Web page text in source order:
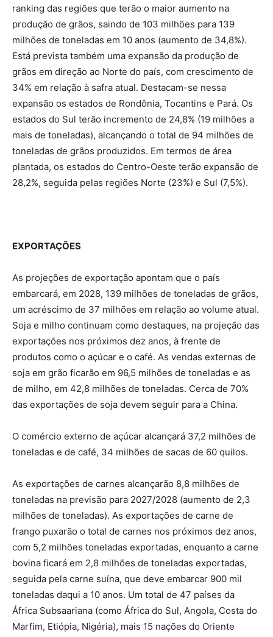
ranking das regiões que terão o maior aumento na
produção de grãos, saindo de 103 milhões para 139
milhões de toneladas em 10 anos (aumento de 34,8%).
Está prevista também uma expansão da produção de
grãos em direção ao Norte do país, com crescimento de
34% em relação à safra atual. Destacam-se nessa
expansão os estados de Rondônia, Tocantins e Pará. Os
estados do Sul terão incremento de 24,8% (19 milhões a
mais de toneladas), alcançando o total de 94 milhões de
toneladas de grãos produzidos. Em termos de área
plantada, os estados do Centro-Oeste terão expansão de
28,2%, seguida pelas regiões Norte (23%) e Sul (7,5%).
EXPORTAÇÕES
As projeções de exportação apontam que o país
embarcará, em 2028, 139 milhões de toneladas de grãos,
um acréscimo de 37 milhões em relação ao volume atual.
Soja e milho continuam como destaques, na projeção das
exportações nos próximos dez anos, à frente de
produtos como o açúcar e o café. As vendas externas de
soja em grão ficarão em 96,5 milhões de toneladas e as
de milho, em 42,8 milhões de toneladas. Cerca de 70%
das exportações de soja devem seguir para a China.
O comércio externo de açúcar alcançará 37,2 milhões de
toneladas e de café, 34 milhões de sacas de 60 quilos.
As exportações de carnes alcançarão 8,8 milhões de
toneladas na previsão para 2027/2028 (aumento de 2,3
milhões de toneladas). As exportações de carne de
frango puxarão o total de carnes nos próximos dez anos,
com 5,2 milhões toneladas exportadas, enquanto a carne
bovina ficará em 2,8 milhões de toneladas exportadas,
seguida pela carne suína, que deve embarcar 900 mil
toneladas daqui a 10 anos. Um total de 47 países da
África Subsaariana (como África do Sul, Angola, Costa do
Marfim, Etiópia, Nigéria), mais 15 nações do Oriente